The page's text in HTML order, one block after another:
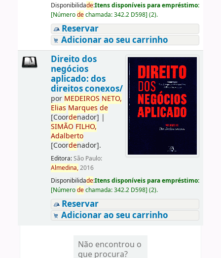
Disponibilidade:Itens disponíveis para empréstimo:
[Númerodechamada:342.2 D598] (2).
Reservar
Adicionar ao seu carrinho
Direito dos
negócios
aplicado: dos
direitos conexos/
por MEDEIROS NETO,
Elias Marques de
[Coordenador] |
SIMÃO FILHO,
Adalberto
[Coordenador].
Editora:São Paulo:
Almedina,2016
Disponibilidade:Itens disponíveis para empréstimo:
[Númerodechamada:342.2 D598] (2).
Reservar
Adicionar ao seu carrinho
Não encontrou o
que procura?